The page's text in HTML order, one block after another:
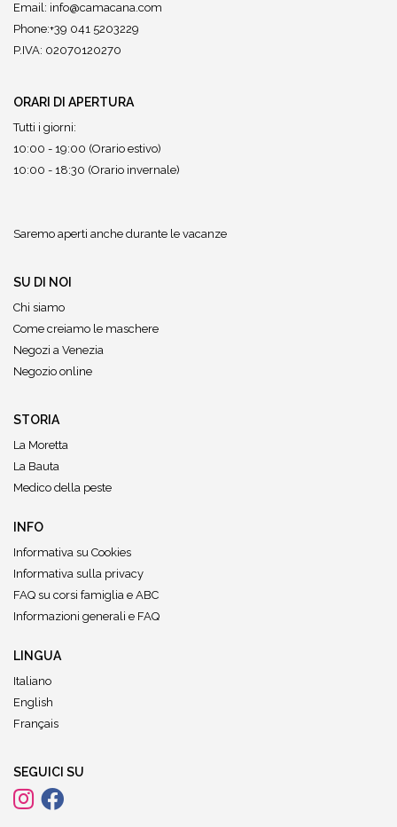
Email: info@camacana.com
Phone:+39 041 5203229
P.IVA: 02070120270
ORARI DI APERTURA
Tutti i giorni:
10:00 - 19:00 (Orario estivo)
10:00 - 18:30 (Orario invernale)
Saremo aperti anche durante le vacanze
SU DI NOI
Chi siamo
Come creiamo le maschere
Negozi a Venezia
Negozio online
STORIA
La Moretta
La Bauta
Medico della peste
INFO
Informativa su Cookies
Informativa sulla privacy
FAQ su corsi famiglia e ABC
Informazioni generali e FAQ
LINGUA
Italiano
English
Français
SEGUICI SU